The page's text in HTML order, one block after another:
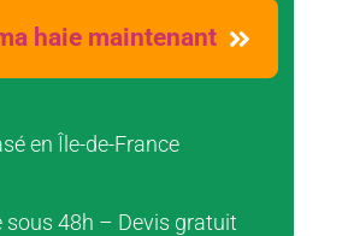
haie maintenant
en Île-de-France
sous 48h – Devis gratuit